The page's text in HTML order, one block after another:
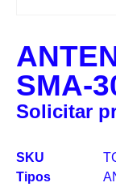
SMA-
Solicitar
SKU
Tipos